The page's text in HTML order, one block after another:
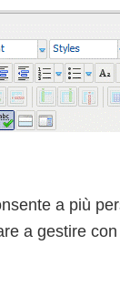
a più
a gestire